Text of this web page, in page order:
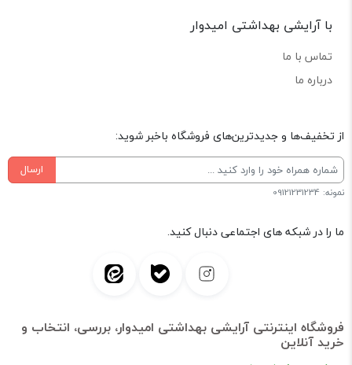
با آرایشی بهداشتی امیدوار
تماس با ما
درباره ما
از تخفیف‌ها و جدیدترین‌های فروشگاه باخبر شوید:
ارسال
نمونه: 09121231234
ما را در شبکه های اجتماعی دنبال کنید.
فروشگاه اینترنتی آرایشی بهداشتی امیدوار، بررسی، انتخاب و
خرید آنلاین